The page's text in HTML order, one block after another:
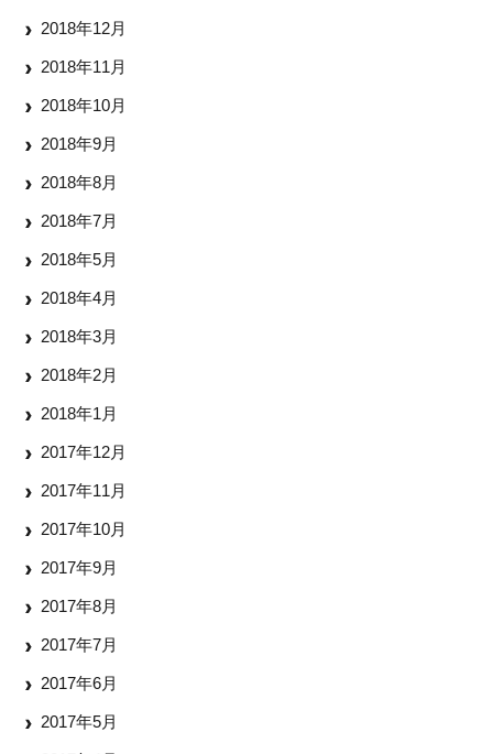
2018年12月
2018年11月
2018年10月
2018年9月
2018年8月
2018年7月
2018年5月
2018年4月
2018年3月
2018年2月
2018年1月
2017年12月
2017年11月
2017年10月
2017年9月
2017年8月
2017年7月
2017年6月
2017年5月